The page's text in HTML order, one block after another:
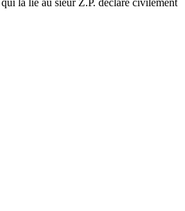
la lie au sieur Z.P. déclaré civilement